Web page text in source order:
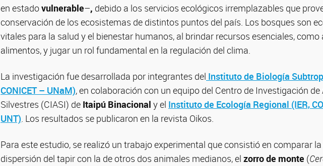
en estadovulnerable–, debido a los servicios ecológicos irremplazables que
conservación de los ecosistemas de distintos puntos del país. Los bosques son
vitales para la salud y el bienestar humanos, al brindar recursos esenciales, como
alimentos, y jugar un rol fundamental en la regulación del clima.
La investigación fue desarrollada por integrantes del Instituto de Biología
CONICET – UNaM), en colaboración con un equipo del Centro de Investigación de
Silvestres (CIASI) de Itaipú Binacional y el Instituto de Ecología Regional (IER,
UNT). Los resultados se publicaron en la revista Oikos.
Para este estudio, se realizó un trabajo experimental que consistió en comparar
dispersión del tapir con la de otros dos animales medianos, el zorro de monte (